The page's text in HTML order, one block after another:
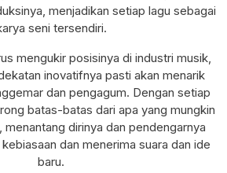
menjadikan setiap lagu sebagai
seni tersendiri.
mengukir posisinya di industri musik,
inovatifnya pasti akan menarik
dan pengagum. Dengan setiap
batas-batas dari apa yang mungkin
menantang dirinya dan pendengarnya
dan menerima suara dan ide
baru.